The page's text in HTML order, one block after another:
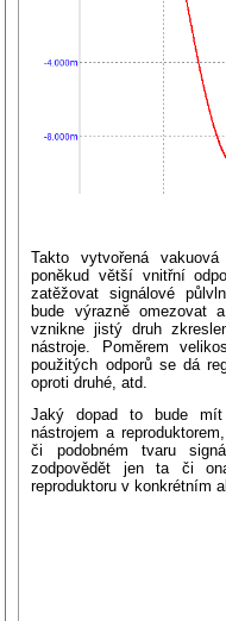
Takto vytvořená
poněkud větší vnitřní
zatěžovat signálové
bude výrazně omezovat
vznikne jistý druh
nástroje. Poměrem
použitých odporů se dá
oproti druhé, atd.
Jaký dopad to bude
nástrojem a
či podobném tvaru
zodpovědět jen ta či
reproduktoru v konkrétním